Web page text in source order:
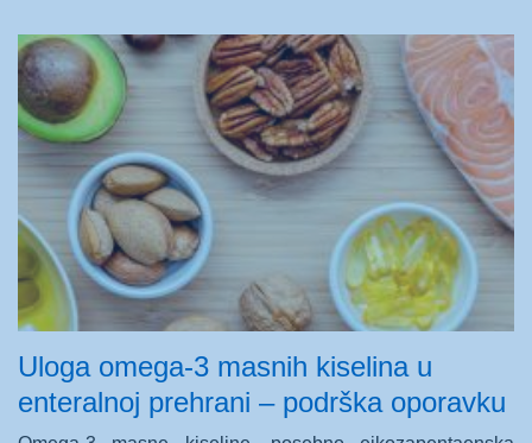
Uloga omega-3 masnih kiselina u
enteralnoj prehrani – podrška oporavku